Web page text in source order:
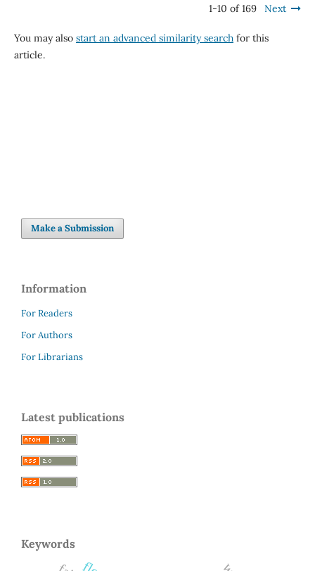
1-10 of 169 Next
You may also start an advanced similarity searchfor this
article.
Make a Submission
Information
For Readers
For Authors
For Librarians
Latest publications
Keywords